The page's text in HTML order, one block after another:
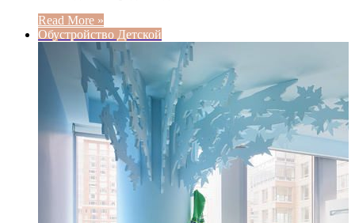
Read More »
Обустройство Детской